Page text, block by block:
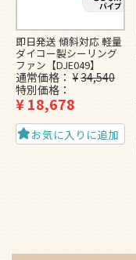
即日発送 傾斜対応 軽量
ダイコー製シーリング
ファン【DJE049】
通常価格 ¥34,540
特別価格
¥18,678
お気に入りに追加